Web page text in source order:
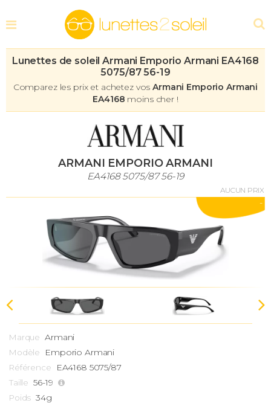
Lunettes de soleil Armani Emporio Armani EA4168
5075/87 56-19
Comparez les prix et achetez vosArmani Emporio Armani
EA4168 moins cher !
ARMANI EMPORIO ARMANI
EA4168 5075/87 56-19
AUCUN PRIX
-
Marque Armani
Modèle Emporio Armani
Référence EA4168 5075/87
Taille 56-19
Poids 34g